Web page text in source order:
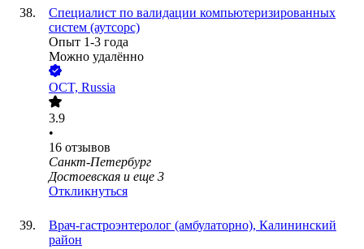
Специалист по валидации компьютеризированных
систем (аутсорс)
Опыт 1-3 года
Можно удалённо
OCT, Russia
3.9
•
16 отзывов
Санкт-Петербург
Достоевская и еще 3
Откликнуться
Врач-гастроэнтеролог (амбулаторно), Калининский
район